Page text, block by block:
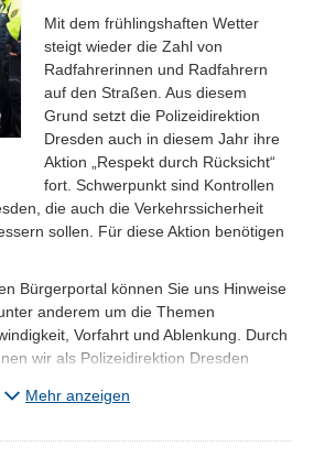
Mit dem frühlingshaften Wetter
steigt wieder die Zahl von
Radfahrerinnen und Radfahrern
auf den Straßen. Aus diesem
Grund setzt die Polizeidirektion
Dresden auch in diesem Jahr ihre
Aktion „Respekt durch Rücksicht“
fort. Schwerpunkt sind Kontrollen
die auch die Verkehrssicherheit
sollen. Für diese Aktion benötigen
Bürgerportal können Sie uns Hinweise
anderem um die Themen
Vorfahrt und Ablenkung. Durch
wir als Polizeidirektion Dresden
kontrollieren und so Verkehrsunfälle
Mehr anzeigen